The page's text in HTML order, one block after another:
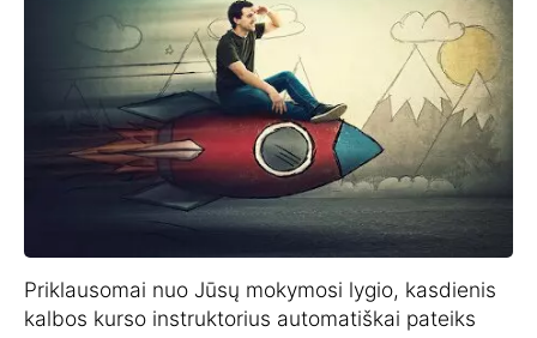
Priklausomai nuo Jūsų mokymosi lygio, kasdienis
kalbos kurso instruktorius automatiškai pateiks